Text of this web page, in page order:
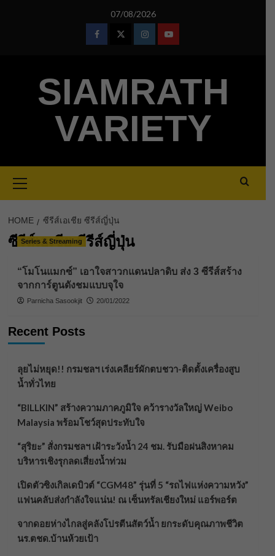
07/08/2026
FacebookTwitterInstagramYoutube
SIAMRATH
VARIETY
Menu
HOME ซีรีส์เอเชีย ซีรีส์ญี่ปุ่น
ซีรีส์เอเชีย ซีรีส์ญี่ปุ่น
Series & Streaming
“โมโนแมกซ์” เอาใจสาวกแดนปลาดิบ ส่ง 3 ซีรีส์สร้าง
จากการ์ตูนดังชมแบบจุใจ
Parnicha Sasookjit 20/01/2022
Recent Posts
ลุยไม่หยุด!! กรมชลฯ เร่งเคลียร์ผักตบชวา-ติดตั้งเครื่องสูบ
น้ำทั่วไทย
“BILLKIN” สร้างความภาคภูมิใจ คว้ารางวัลใหญ่ Weibo
Malaysia พร้อมโชว์สุดประทับใจ
“สุริยะ” สั่งกรมชลฯ เฝ้าระวังน้ำ 24 ชม. รับมือฝนสิงหาคม
บริหารเชิงรุกลดเสี่ยงน้ำท่วม
เปิดตัวซิงเกิลเดบิวต์ “CGM48” รุ่นที่ 5 “รถไฟแห่งความหวัง”
แฟนคลับส่งกำลังใจแน่น! ณ เซ็นทรัลเชียงใหม่ แอร์พอร์ต
จากดอยห่างไกลสู่คลังโปรตีนสัตว์น้ำ ยกระดับคุณภาพชีวิต
นร.ตชด.บ้านห้วยเป้า